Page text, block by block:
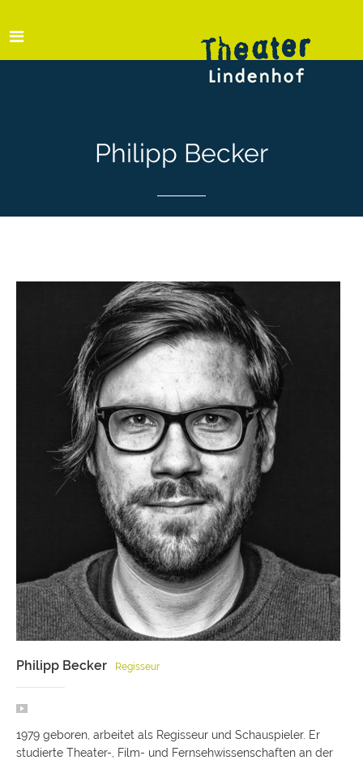
Philipp Becker
Philipp Becker Regisseur
1979 geboren, arbeitet als Regisseur und Schauspieler. Er
studierte Theater-, Film- und Fernsehwissenschaften an der